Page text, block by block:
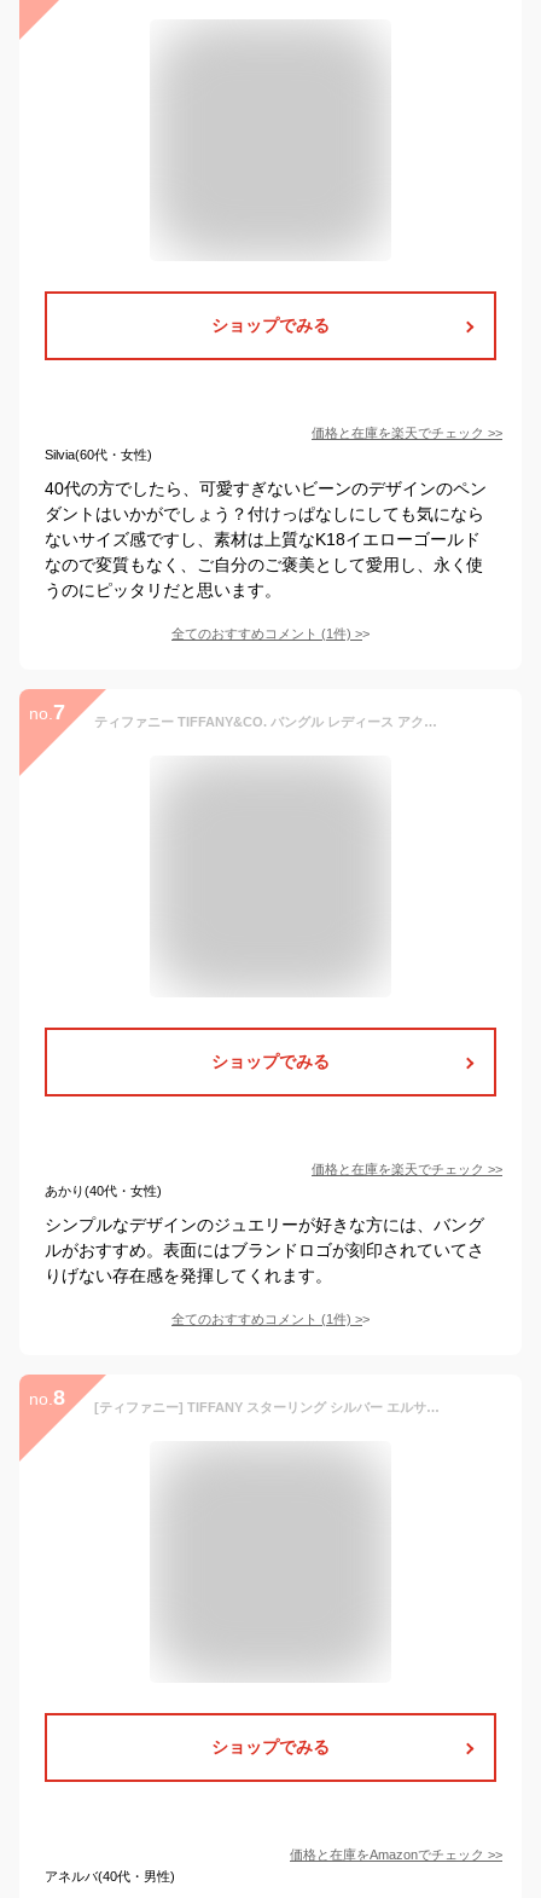
ショップでみる
価格と在庫を楽天でチェック >>
Silvia(60代・女性)
40代の方でしたら、可愛すぎないビーンのデザインのペン
ダントはいかがでしょう？付けっぱなしにしても気になら
ないサイズ感ですし、素材は上質なK18イエローゴールド
なので変質もなく、ご自分のご褒美として愛用し、永く使
うのにピッタリだと思います。
全てのおすすめコメント (1件) >
no. 7 ティファニー TIFFANY&CO. バングル レディース アクセサリー 22992422 1837 NARROW CUFF BRACELET ナロー カフ ブレスレット ミディアム シルバー abtf00808l
ショップでみる
価格と在庫を楽天でチェック >>
あかり(40代・女性)
シンプルなデザインのジュエリーが好きな方には、バング
ルがおすすめ。表面にはブランドロゴが刻印されていてさ
りげない存在感を発揮してくれます。
全てのおすすめコメント (1件) >
no. 8 [ティファニー] TIFFANY スターリング シルバー エルサ・ペレッティ オープンハート ピアス ミニ 12270062 [並行輸入品]
ショップでみる
価格と在庫をAmazonでチェック >>
アネルバ(40代・男性)